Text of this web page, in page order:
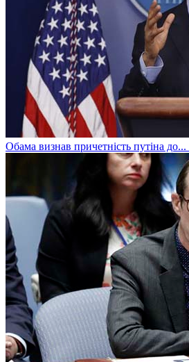
​Обама визнав причетність путіна до...